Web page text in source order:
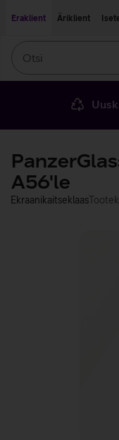
Eraklient
Äriklient
A56'le
Ekraanikaitseklaas